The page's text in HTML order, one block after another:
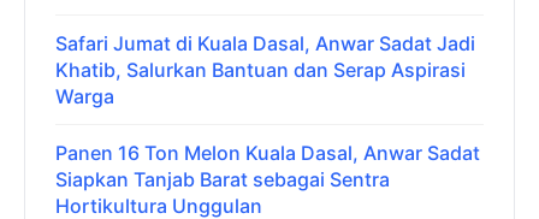
Safari Jumat di Kuala Dasal, Anwar Sadat Jadi
Khatib, Salurkan Bantuan dan Serap Aspirasi
Warga
Panen 16 Ton Melon Kuala Dasal, Anwar Sadat
Siapkan Tanjab Barat sebagai Sentra
Hortikultura Unggulan